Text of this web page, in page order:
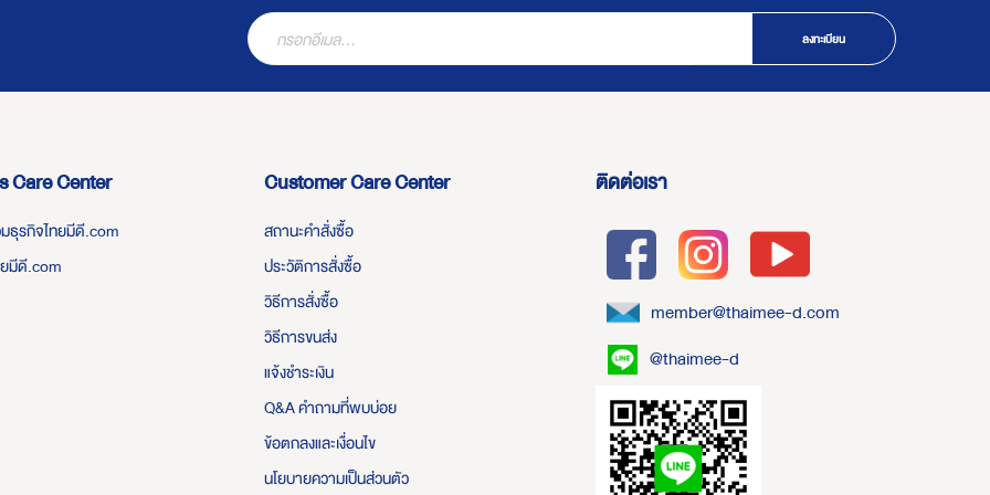
ลงทะเบียน
Care Center
ธุรกิจไทยมีดี.com
มีดี.com
Customer Care Center
สถานะคำสั่งซื้อ
ประวัติการสั่งซื้อ
วิธีการสั่งซื้อ
วิธีการขนส่ง
แจ้งชำระเงิน
Q&A คำถามที่พบบ่อย
ข้อตกลงและเงื่อนไข
นโยบายความเป็นส่วนตัว
ติดต่อเรา
member@thaimee-d.com
@thaimee-d